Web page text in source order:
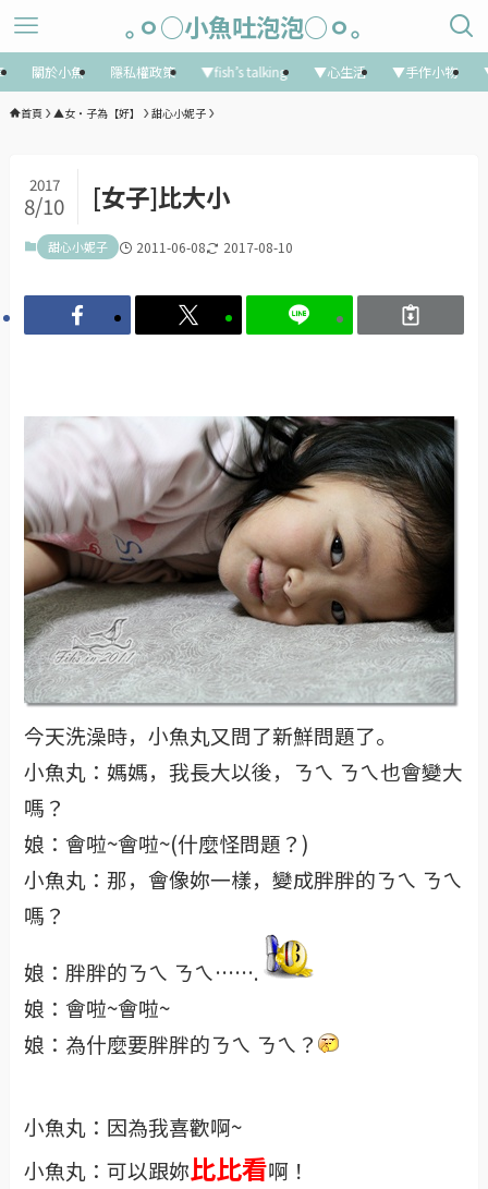
｡ㅇ○小魚吐泡泡○ㅇ｡
關於小魚 隱私權政策 ▼fish’s talking ▼心生活 ▼手作小物
首頁 ▲女‧子為【好】 甜心小妮子
[女子]比大小
2017
8/10
甜心小妮子 2011-06-08 2017-08-10
今天洗澡時，小魚丸又問了新鮮問題了。
小魚丸：媽媽，我長大以後，ㄋㄟ ㄋㄟ也會變大
嗎？
娘：會啦~會啦~(什麼怪問題？)
小魚丸：那，會像妳一樣，變成胖胖的ㄋㄟ ㄋㄟ
嗎？
娘：胖胖的ㄋㄟ ㄋㄟ…….
娘：會啦~會啦~
娘：為什麼要胖胖的ㄋㄟ ㄋㄟ？
小魚丸：因為我喜歡啊~
小魚丸：可以跟妳比比看啊！